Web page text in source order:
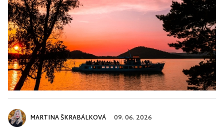
MARTINA ŠKRABÁLKOVÁ 09. 06. 2026